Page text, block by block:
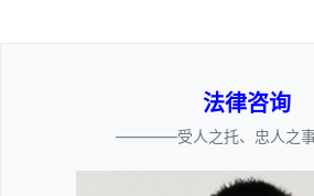
法律咨询
————受人之托、忠人